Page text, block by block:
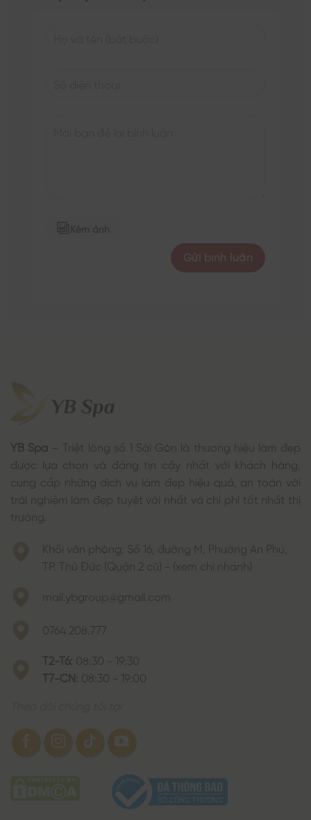
YB Spa – Triệt lông số 1 Sài Gòn là thương hiệu làm đẹp
được lựa chọn và đáng tin cậy nhất với khách hàng,
cung cấp những dịch vụ làm đẹp hiệu quả, an toàn với
trải nghiệm làm đẹp tuyệt vời nhất và chi phí tốt nhất thị
trường.
Khối văn phòng: Số 16, đường M, Phường An Phú,
TP. Thủ Đức (Quận 2 cũ) - (xem chi nhánh)
mail.ybgroup@gmail.com
0764.208.777
T2-T6: 08:30 - 19:30
T7-CN: 08:30 - 19:00